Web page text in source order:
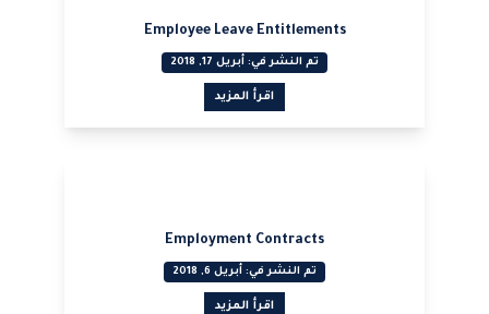
Employee Leave Entitlements
تم النشر في: أبريل 17, 2018
اقرأ المزيد
Employment Contracts
تم النشر في: أبريل 6, 2018
اقرأ المزيد